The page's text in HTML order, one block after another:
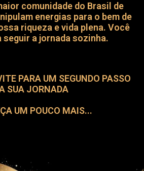
comunidade do Brasil de
energias para o bem de
riqueza e vida plena. Você
seguir a jornada sozinha.
PARA UM SEGUNDO PASSO
SUA JORNADA
UM POUCO MAIS...